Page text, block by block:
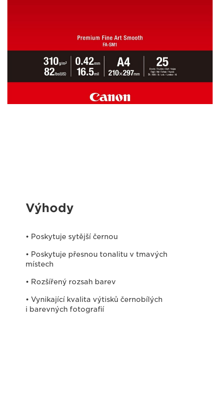
Výhody
• Poskytuje sytější černou
• Poskytuje přesnou tonalitu v tmavých
místech
• Rozšířený rozsah barev
• Vynikající kvalita výtisků černobílých
i barevných fotografií